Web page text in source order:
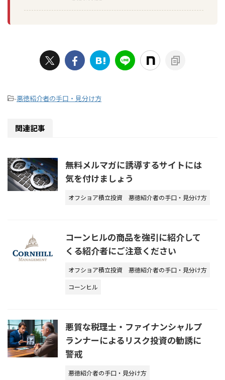
-悪徳紹介者の手口・見分け方
関連記事
無料メルマガに誘導するサイトには
気を付けましょう
オフショア積立投資 悪徳紹介者の手口・見分け方
コーンヒルの商品を強引に紹介して
くる紹介者にご注意ください
オフショア積立投資
悪徳紹介者の手口・見分け方
コーンヒル
悪質な税理士・ファイナンシャルプ
ランナーによるリスク投資の勧誘に
警戒
悪徳紹介者の手口・見分け方